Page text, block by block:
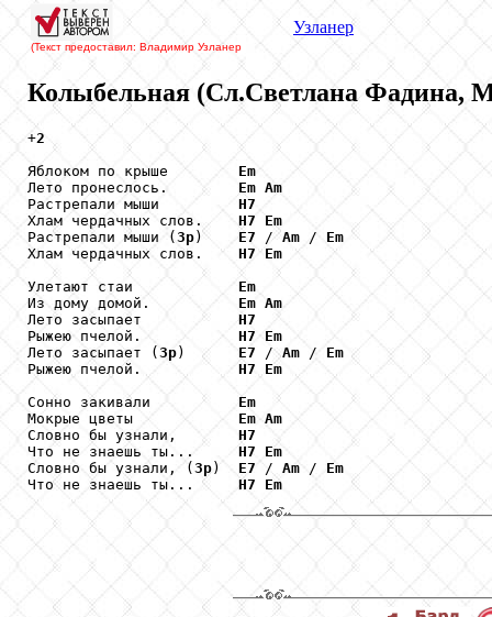
(Текст предоставил: Владимир Узланер
Узланер
Колыбельная (Сл.Светлана Фадина,
+2
Яблоком по крыше Em
Лето пронеслось. Em Am
Растрепали мыши H7
Хлам чердачных слов. H7
Em
Растрепали мыши ( 3p) E7 / Am / Em
Хлам чердачных слов. H7
Em
Улетают стаи Em
Из дому домой. Em Am
Лето засыпает H7
Рыжею пчелой. H7
Em
Лето засыпает ( 3p) E7 / Am / Em
Рыжею пчелой. H7
Em
Сонно закивали Em
Мокрые цветы Em Am
Словно бы узнали, H7
Что не знаешь ты... H7
Em
Словно бы узнали, ( 3p) E7 / Am / Em
Что не знаешь ты... H7 Em